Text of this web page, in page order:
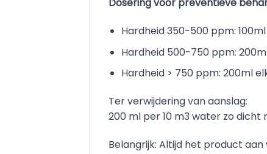
Dosering voor preventieve
Hardheid 350-500 ppm:
Hardheid 500-750 ppm:
Hardheid > 750 ppm: 200ml
Ter verwijdering van aanslag:
200 ml per 10 m3 water zo
Belangrijk: Altijd het product